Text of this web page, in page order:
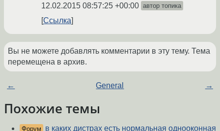
12.02.2015 08:57:25 +00:00 автор топика
Ссылка
Вы не можете добавлять комментарии в эту тему. Тема
перемещена в архив.
← General →
Похожие темы
Форум
в каких дистрах есть нормальная однооконная